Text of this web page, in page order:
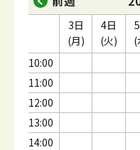
10:00
11:00
12:00
13:00
14:00
3日
(月)
4日
(火)
(